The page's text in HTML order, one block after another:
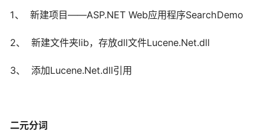
1、 新建项目——ASP.NET Web应用程序SearchDemo
2、 新建文件夹lib，存放dll文件Lucene.Net.dll
3、 添加Lucene.Net.dll引用
二元分词